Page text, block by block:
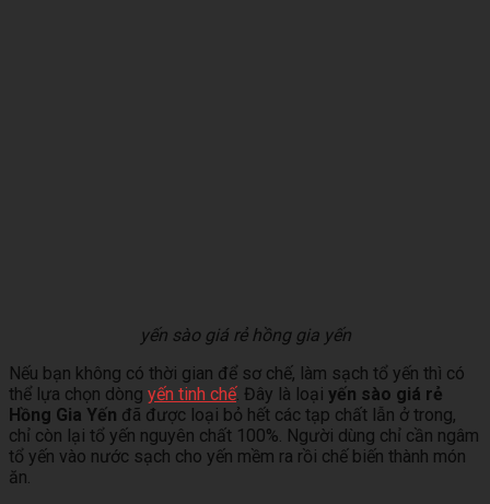
yến sào giá rẻ hồng gia yến
Nếu bạn không có thời gian để sơ chế, làm sạch tổ yến thì có
thể lựa chọn dòng yến tinh chế. Đây là loại yến sào giá rẻ
Hồng Gia Yến đã được loại bỏ hết các tạp chất lẫn ở trong,
chỉ còn lại tổ yến nguyên chất 100%. Người dùng chỉ cần ngâm
tổ yến vào nước sạch cho yến mềm ra rồi chế biến thành món
ăn.